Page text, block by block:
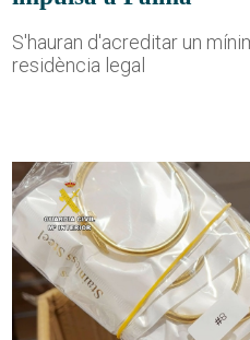
S'hauran d'acreditar un
residència legal